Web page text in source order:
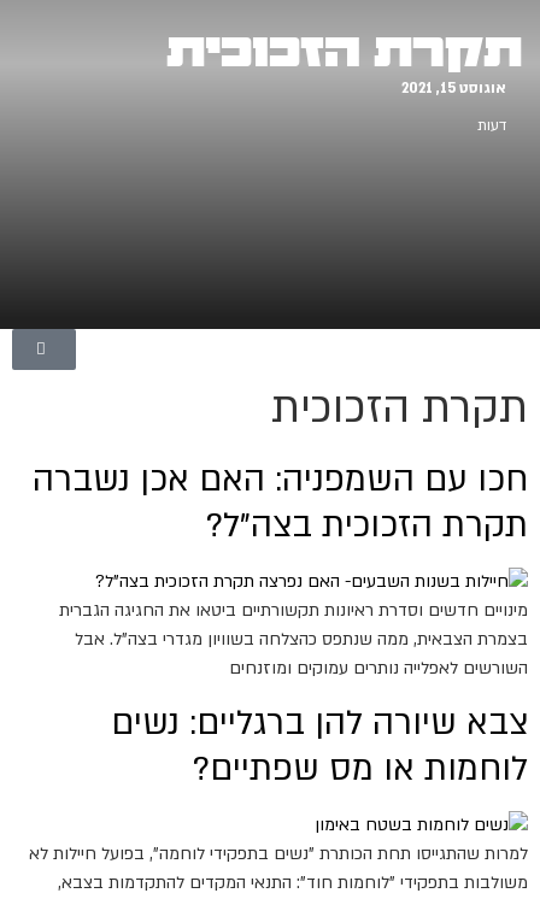
תקרת הזכוכית
אוגוסט 15, 2021
דעות
תקרת הזכוכית
חכו עם השמפניה: האם אכן נשברה
תקרת הזכוכית בצה"ל?
מינויים חדשים וסדרת ראיונות תקשורתיים ביטאו את החגיגה הגברית
בצמרת הצבאית, ממה שנתפס כהצלחה בשוויון מגדרי בצה"ל. אבל
השורשים לאפלייה נותרים עמוקים ומוזנחים
צבא שיורה להן ברגליים: נשים
לוחמות או מס שפתיים?
למרות שהתגייסו תחת הכותרת "נשים בתפקידי לוחמה", בפועל חיילות לא
משולבות בתפקידי "לוחמות חוד": התנאי המקדים להתקדמות בצבא,